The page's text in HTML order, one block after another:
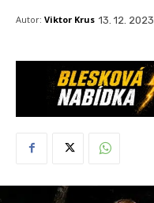
Autor: Viktor Krus 13. 12. 2023